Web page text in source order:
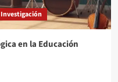
Investigación
en la Educación